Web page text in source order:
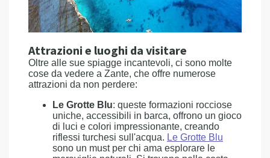
Attrazioni e luoghi da visitare
Oltre alle sue spiagge incantevoli, ci sono molte
cose da vedere a Zante, che offre numerose
attrazioni da non perdere:
Le Grotte Blu: queste formazioni rocciose
uniche, accessibili in barca, offrono un gioco
di luci e colori impressionante, creando
riflessi turchesi sull'acqua. Le Grotte Blu
sono un must per chi ama esplorare le